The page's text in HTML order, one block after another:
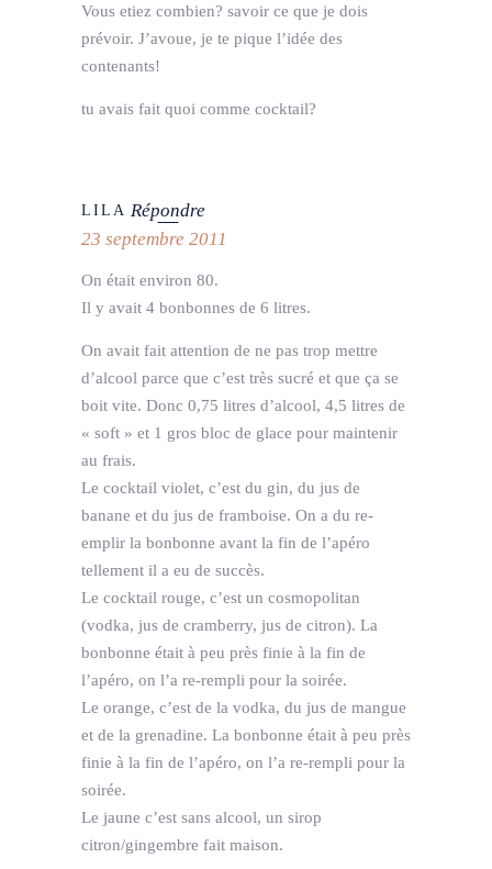
Vous etiez combien? savoir ce que je dois
prévoir. J’avoue, je te pique l’idée des
contenants!
tu avais fait quoi comme cocktail?
LILA Répondre
23 septembre 2011
On était environ 80.
Il y avait 4 bonbonnes de 6 litres.
On avait fait attention de ne pas trop mettre
d’alcool parce que c’est très sucré et que ça se
boit vite. Donc 0,75 litres d’alcool, 4,5 litres de
« soft » et 1 gros bloc de glace pour maintenir
au frais.
Le cocktail violet, c’est du gin, du jus de
banane et du jus de framboise. On a du re-
emplir la bonbonne avant la fin de l’apéro
tellement il a eu de succès.
Le cocktail rouge, c’est un cosmopolitan
(vodka, jus de cramberry, jus de citron). La
bonbonne était à peu près finie à la fin de
l’apéro, on l’a re-rempli pour la soirée.
Le orange, c’est de la vodka, du jus de mangue
et de la grenadine. La bonbonne était à peu près
finie à la fin de l’apéro, on l’a re-rempli pour la
soirée.
Le jaune c’est sans alcool, un sirop
citron/gingembre fait maison.